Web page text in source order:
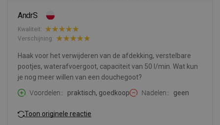
AndrS
Kwaliteit:
Verschijning:
Haak voor het verwijderen van de afdekking, verstelbare
pootjes, waterafvoergoot, capaciteit van 50 l/min. Wat kun
je nog meer willen van een douchegoot?
Voordelen:
praktisch, goedkoop Nadelen: geen
Toon originele reactie